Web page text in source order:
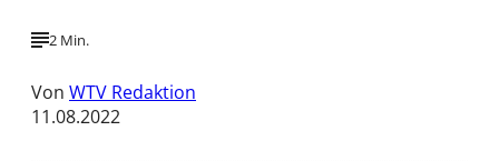
2 Min.
Von WTV Redaktion
11.08.2022